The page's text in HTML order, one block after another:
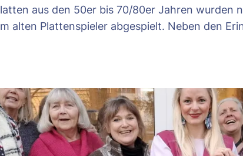
aus den 50er bis 70/80er Jahren wurden
alten Plattenspieler abgespielt. Neben den